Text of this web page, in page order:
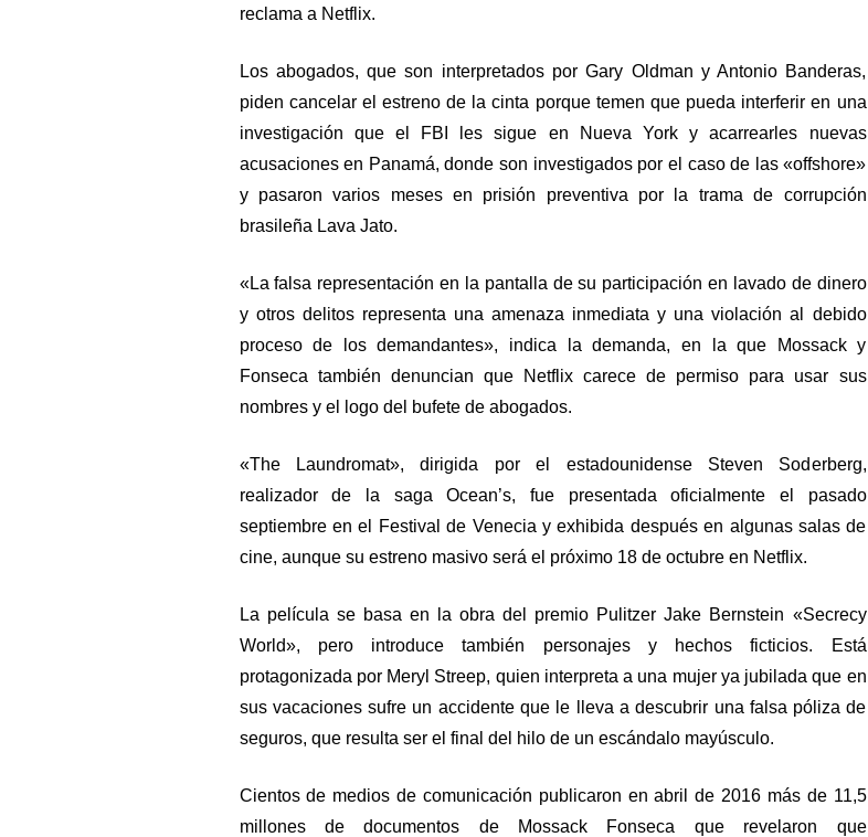
reclama a Netflix.
Los abogados, que son interpretados por Gary Oldman y Antonio Banderas,
piden cancelar el estreno de la cinta porque temen que pueda interferir en una
investigación que el FBI les sigue en Nueva York y acarrearles nuevas
acusaciones en Panamá, donde son investigados por el caso de las «offshore»
y pasaron varios meses en prisión preventiva por la trama de corrupción
brasileña Lava Jato.
«La falsa representación en la pantalla de su participación en lavado de dinero
y otros delitos representa una amenaza inmediata y una violación al debido
proceso de los demandantes», indica la demanda, en la que Mossack y
Fonseca también denuncian que Netflix carece de permiso para usar sus
nombres y el logo del bufete de abogados.
«The Laundromat», dirigida por el estadounidense Steven Soderberg,
realizador de la saga Ocean’s, fue presentada oficialmente el pasado
septiembre en el Festival de Venecia y exhibida después en algunas salas de
cine, aunque su estreno masivo será el próximo 18 de octubre en Netflix.
La película se basa en la obra del premio Pulitzer Jake Bernstein «Secrecy
World», pero introduce también personajes y hechos ficticios. Está
protagonizada por Meryl Streep, quien interpreta a una mujer ya jubilada que en
sus vacaciones sufre un accidente que le lleva a descubrir una falsa póliza de
seguros, que resulta ser el final del hilo de un escándalo mayúsculo.
Cientos de medios de comunicación publicaron en abril de 2016 más de 11,5
millones de documentos de Mossack Fonseca que revelaron que